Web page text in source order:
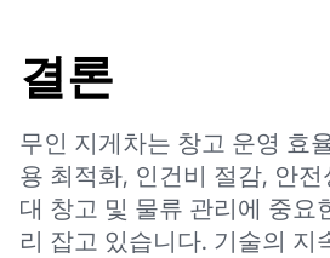
결론
무인 지게차는 창고 운영 효
용 최적화, 인건비 절감, 안
대 창고 및 물류 관리에 중요
리 잡고 있습니다. 기술의 지